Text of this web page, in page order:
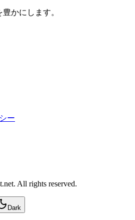
かにします。
ー
All rights reserved.
Dark